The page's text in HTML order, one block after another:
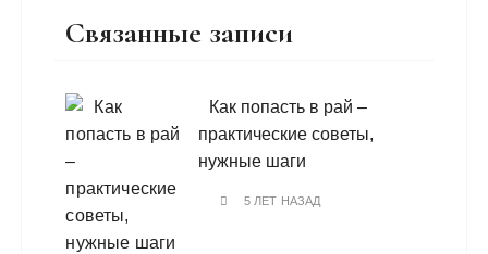
Связанные записи
Как попасть в рай –
практические советы,
нужные шаги
5 ЛЕТ НАЗАД